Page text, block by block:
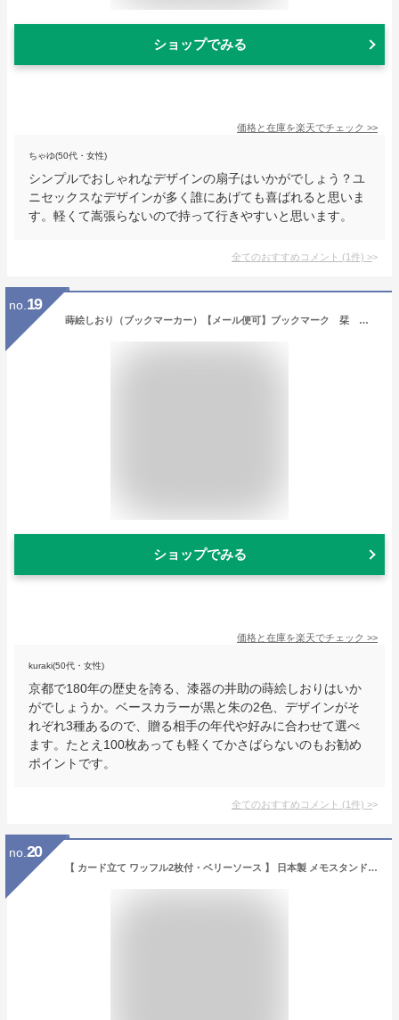
ショップでみる
価格と在庫を楽天でチェック >>
ちゃゆ(50代・女性)
シンプルでおしゃれなデザインの扇子はいかがでしょう？ユ
ニセックスなデザインが多く誰にあげても喜ばれると思いま
す。軽くて嵩張らないので持って行きやすいと思います。
全てのおすすめコメント (1件) >
no. 19
蒔絵しおり（ブックマーカー）【メール便可】ブックマーク 栞 外国人へのお土産（おみやげ） 海外への日本土産 プチギフト 和のプレゼント 京都 漆器
ショップでみる
価格と在庫を楽天でチェック >>
kuraki(50代・女性)
京都で180年の歴史を誇る、漆器の井助の蒔絵しおりはいか
がでしょうか。ベースカラーが黒と朱の2色、デザインがそ
れぞれ3種あるので、贈る相手の年代や好みに合わせて選べ
ます。たとえ100枚あっても軽くてかさばらないのもお勧め
ポイントです。
全てのおすすめコメント (1件) >
no. 20
【 カード立て ワッフル2枚付・ベリーソース 】 日本製 メモスタンド 小物 食品サンプル おもしろ プレゼント かわいい おしゃれ ハンドメイド 模型 フェイクフード フード 食べ物 パーツ 撮影 ぬい撮 ユニーク